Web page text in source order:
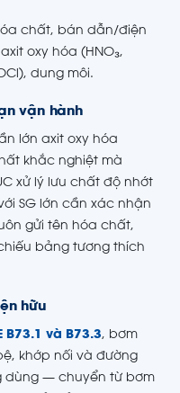
chất, bán dẫn/điện
oxy hóa (HNO₃,
dung môi.
vận hành
lớn axit oxy hóa
khắc nghiệt mà
xử lý lưu chất độ nhớt
SG lớn cần xác nhận
gửi tên hóa chất,
bảng tương thích
hữu
B73.1 và B73.3, bơm
khớp nối và đường
dùng — chuyển từ bơm